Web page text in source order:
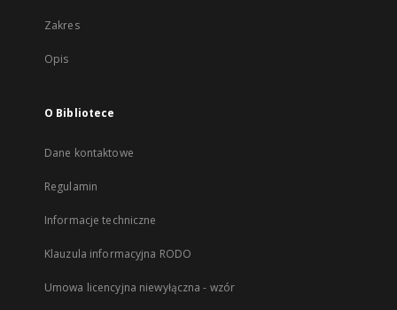
Zakres
Opis
O Bibliotece
Dane kontaktowe
Regulamin
Informacje techniczne
Klauzula informacyjna RODO
Umowa licencyjna niewyłączna - wzór